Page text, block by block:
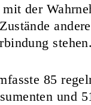
der
stehen.
85
und